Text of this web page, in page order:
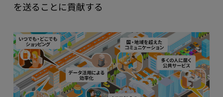
を送ることに貢献する